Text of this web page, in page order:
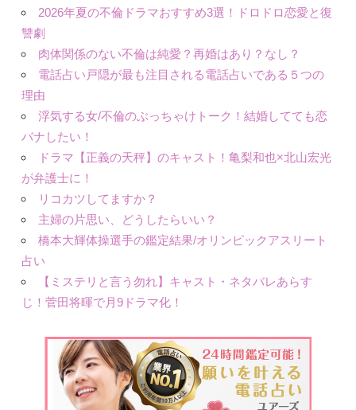
2026年夏の不倫ドラマおすすめ3選！ドロドロ恋愛と復
讐劇
肉体関係のない不倫は純愛？再婚はあり？なし？
電話占い戸隠が最も注目される電話占いである５つの
理由
浮気する女/不倫のぶっちゃけトーク！結婚してても恋
バナしたい！
ドラマ【正義の天秤】のキャスト！亀梨和也×北山宏光
が弁護士に！
リコカツしてますか？
主婦の片思い、どうしたらいい？
橋本大輝体操選手の鑑定結果/オリンピックアスリート
占い
【ミステリと言う勿れ】キャスト・ネタバレあらす
じ！菅田将暉で月9ドラマ化！